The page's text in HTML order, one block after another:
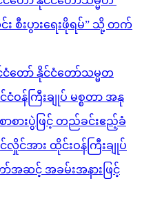
း စီးပွားရေးဖိုရမ်” သို့ တက်
ငံတော် နိုင်ငံတော်သမ္မတ
ဝန်ကြီးချုပ် မစ္စတာ အနု
စားပွဲဖြင့် တည်ခင်းဧည့်ခံ
လှိုင်အား ထိုင်းဝန်ကြီးချုပ်
အဆင့် အခမ်းအနားဖြင့်